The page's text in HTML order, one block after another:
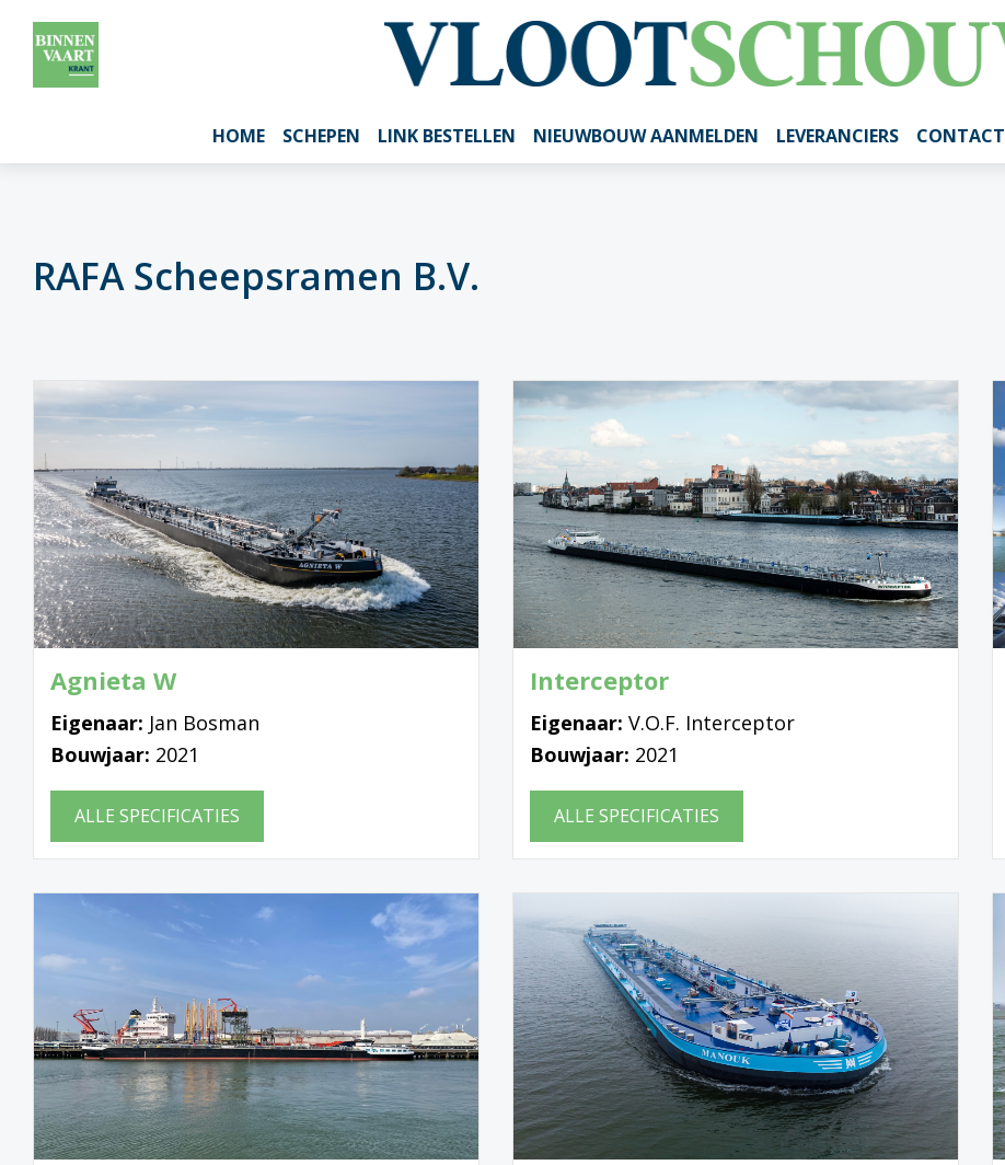
HOME SCHEPEN LINK BESTELLEN NIEUWBOUW AANMELDEN LEVERANCIERS CONTACT
RAFA Scheepsramen B.V.
Agnieta W
Eigenaar: Jan Bosman
Bouwjaar: 2021
ALLE SPECIFICATIES
Interceptor
Eigenaar: V.O.F. Interceptor
Bouwjaar: 2021
ALLE SPECIFICATIES